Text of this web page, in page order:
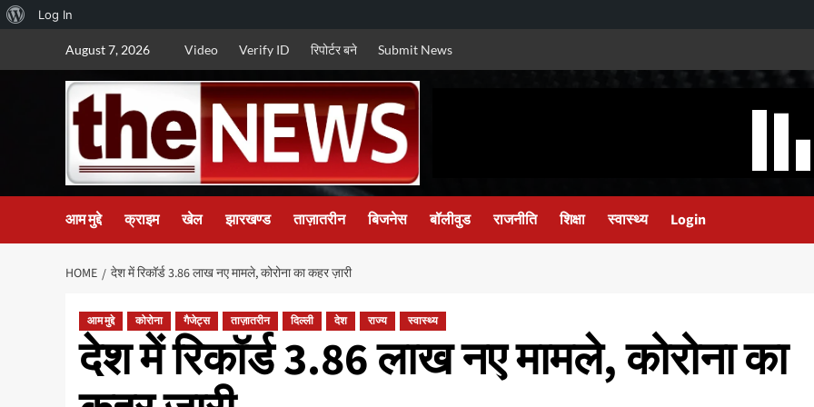
About
WordPress
Log In
August 7, 2026 Video Verify ID रिपोर्टर बने Submit News
आम मुद्दे क्राइम खेल झारखण्ड ताज़ातरीन बिजनेस बॉलीवुड राजनीति शिक्षा स्वास्थ्य Login
HOME देश में रिकॉर्ड 3.86 लाख नए मामले, कोरोना का कहर ज़ारी
आम मुद्दे कोरोना गैजेट्स ताज़ातरीन दिल्ली देश राज्य स्वास्थ्य
देश में रिकॉर्ड 3.86 लाख नए मामले, कोरोना का